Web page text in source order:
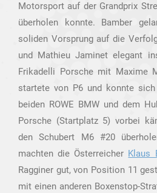
Motorsport auf der Grandprix
überholen konnte. Bamber
soliden Vorsprung auf die
und Mathieu Jaminet elegant
Frikadelli Porsche mit Maxime
startete von P6 und konnte
beiden ROWE BMW und dem
Porsche (Startplatz 5) vorbei
den Schubert M6 #20
machten die Österreicher Klaus
Ragginer gut, von Position 11
mit einen anderen Boxenstop-